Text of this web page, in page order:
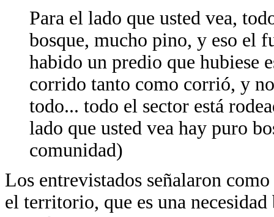
Para el lado que usted vea,
bosque, mucho pino, y eso el
habido un predio que hubiese
corrido tanto como corrió, y
todo... todo el sector está
lado que usted vea hay puro
comunidad)
Los entrevistados señalaron
el territorio, que es una